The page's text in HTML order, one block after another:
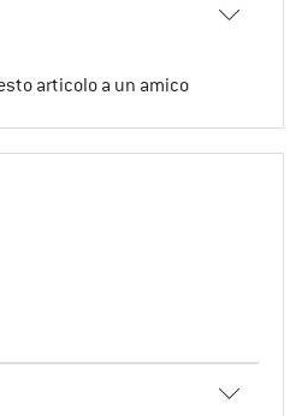
articolo a un amico